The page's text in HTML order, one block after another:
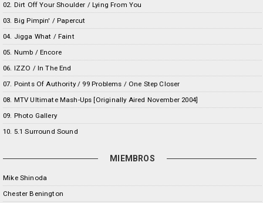
02. Dirt Off Your Shoulder / Lying From You
03. Big Pimpin' / Papercut
04. Jigga What / Faint
05. Numb / Encore
06. IZZO / In The End
07. Points Of Authority / 99 Problems / One Step Closer
08. MTV Ultimate Mash-Ups [Originally Aired November 2004]
09. Photo Gallery
10. 5.1 Surround Sound
MIEMBROS
Mike Shinoda
Chester Benington